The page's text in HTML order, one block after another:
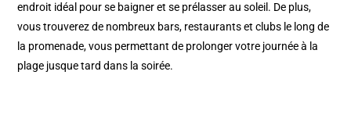
endroit idéal pour se baigner et se prélasser au soleil. De plus,
vous trouverez de nombreux bars, restaurants et clubs le long de
la promenade, vous permettant de prolonger votre journée à la
plage jusque tard dans la soirée.